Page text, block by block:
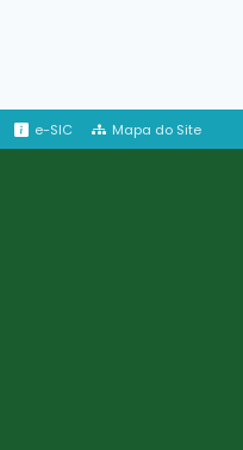
e-SIC Mapa do Site